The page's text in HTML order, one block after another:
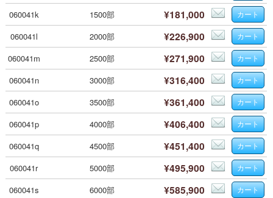
060041k 1500部 ¥181,000
060041l 2000部 ¥226,900
060041m 2500部 ¥271,900
060041n 3000部 ¥316,400
060041o 3500部 ¥361,400
060041p 4000部 ¥406,400
060041q 4500部 ¥451,400
060041r 5000部 ¥495,900
060041s 6000部 ¥585,900